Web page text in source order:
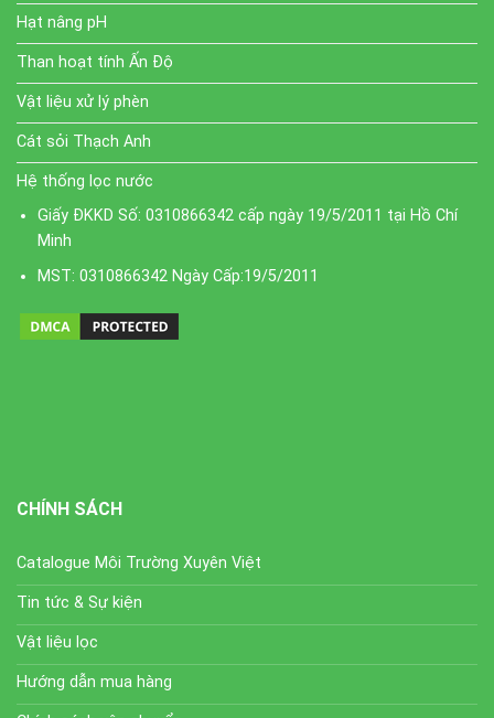
Hạt nâng pH
Than hoạt tính Ấn Độ
Vật liệu xử lý phèn
Cát sỏi Thạch Anh
Hệ thống lọc nước
Giấy ĐKKD Số: 0310866342 cấp ngày 19/5/2011 tại Hồ Chí
Minh
MST: 0310866342 Ngày Cấp:19/5/2011
CHÍNH SÁCH
Catalogue Môi Trường Xuyên Việt
Tin tức & Sự kiện
Vật liệu lọc
Hướng dẫn mua hàng